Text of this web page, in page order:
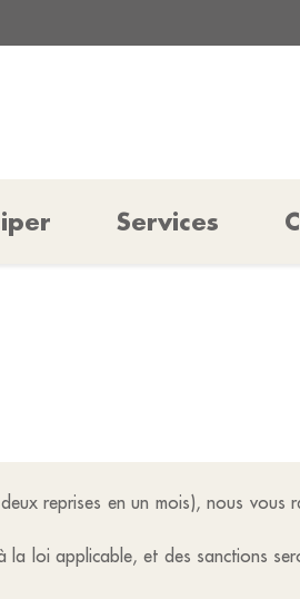
Services
reprises en un mois), nous vous
loi applicable, et des sanctions